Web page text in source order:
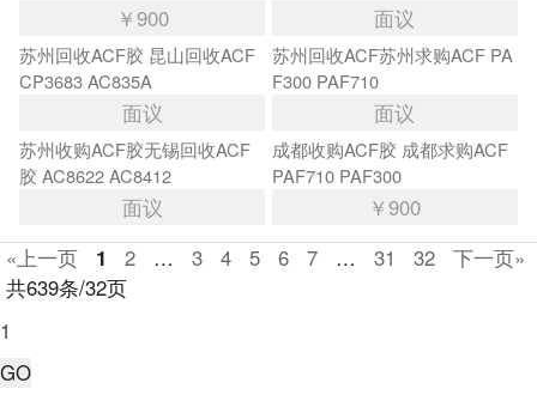
￥900 面议
苏州回收ACF胶 昆山回收ACF
CP3683 AC835A
面议
苏州回收ACF苏州求购ACF PA
F300 PAF710
面议
苏州收购ACF胶无锡回收ACF
胶 AC8622 AC8412
面议
成都收购ACF胶 成都求购ACF
PAF710 PAF300
￥900
«上一页
1 2 … 3 4 5 6 7 … 31 32
下一页»
共639条/32页